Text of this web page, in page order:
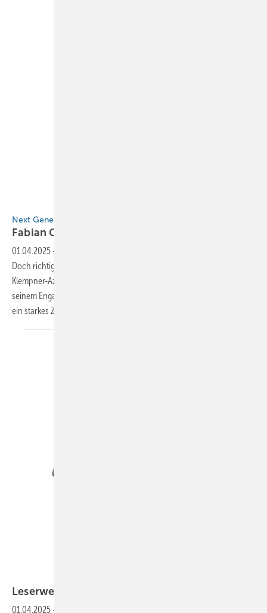
Next Generation
FabianGiolda
01.04.2025 -
Doch richtig spannend wird es, wenn frischer Wind dazukommt.
Klempner-Azubi Fabian Giolda sorgt bereits jetzt für Aufsehen – mit
seinem Engagement bei diversen Branchenveranstaltungen setzt er
ein starkes Zeichen für die
Lese rwelten
01.04.2025 -